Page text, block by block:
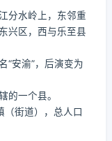
分水岭上，东邻重
兴区，西与乐至县
“安渝”，后演变为
的一个县。
街道），总人口